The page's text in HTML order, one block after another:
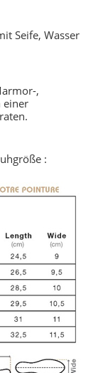
Seife, Wasser
,
einer
: